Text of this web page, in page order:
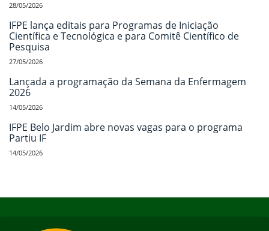
28/05/2026
IFPE lança editais para Programas de Iniciação
Científica e Tecnológica e para Comitê Científico de
Pesquisa
27/05/2026
Lançada a programação da Semana da Enfermagem
2026
14/05/2026
IFPE Belo Jardim abre novas vagas para o programa
Partiu IF
14/05/2026